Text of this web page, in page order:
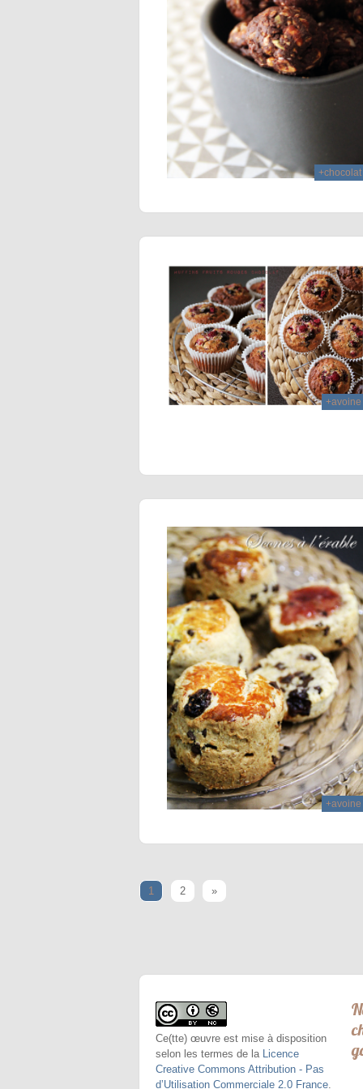
+chocolat
+avoine
+avoine
1 2 »
Ce(tte) œuvre est mise à disposition
selon les termes de la Licence
Creative Commons Attribution - Pas
d’Utilisation Commerciale 2.0 France.